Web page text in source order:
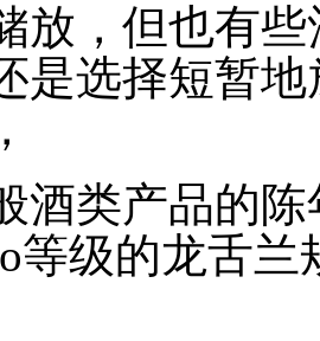
放，但也有
是选择短暂
酒类产品的
等级的龙舌兰